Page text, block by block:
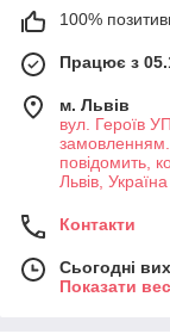
100%
Працює з
м. Львів
вул. Героїв
повідомить,
Львів, Україна
Контакти
Сьогодні
Показати